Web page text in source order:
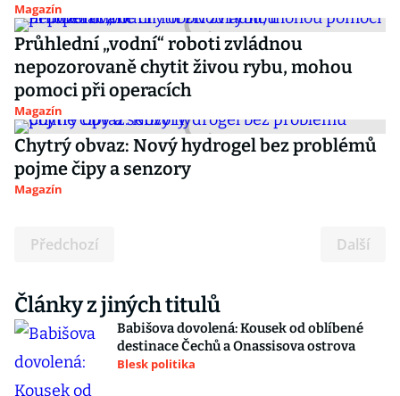
Magazín
Průhlední „vodní“ roboti zvládnou
nepozorovaně chytit živou rybu, mohou
pomoci při operacích
Magazín
Chytrý obvaz: Nový hydrogel bez problémů
pojme čipy a senzory
Magazín
Předchozí Další
Články z jiných titulů
Babišova dovolená: Kousek od oblíbené
destinace Čechů a Onassisova ostrova
Blesk politika